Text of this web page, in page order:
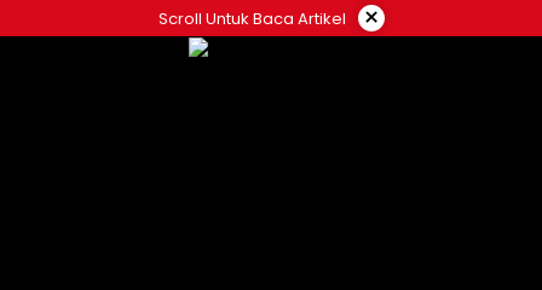
ke
Scroll Untuk Baca Artikel ×